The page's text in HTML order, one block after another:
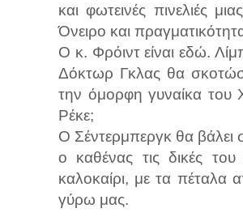
και φωτεινές πινελιές
Όνειρο και
Ο κ. Φρόιντ είναι εδώ.
Δόκτωρ Γκλας θα
την όμορφη γυναίκα του
Ρέκε;
Ο Σέντερμπεργκ θα βάλει
ο καθένας τις δικές
καλοκαίρι, με τα πέταλα
γύρω μας.